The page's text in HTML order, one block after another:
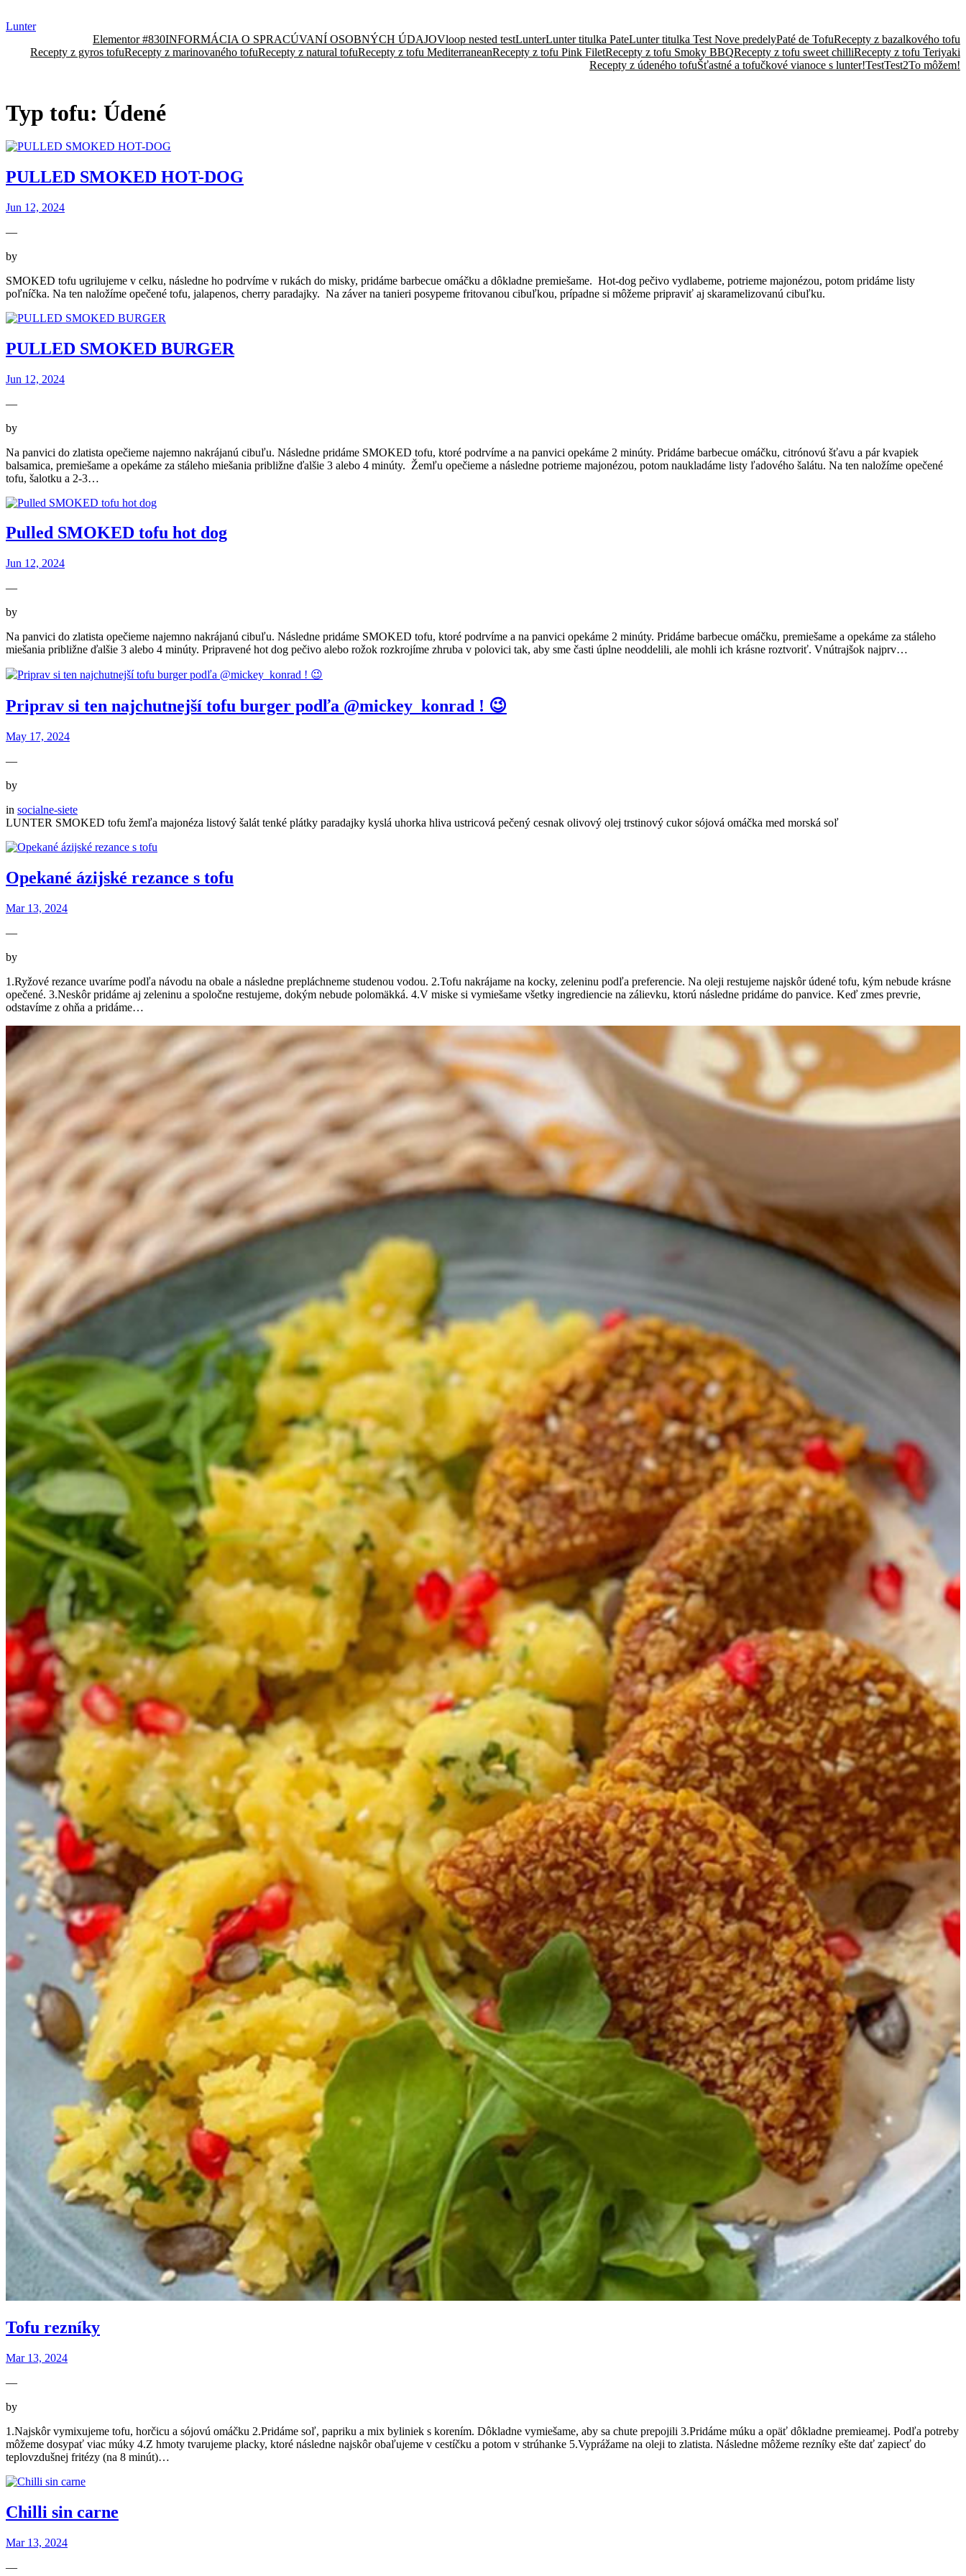
to
Lunter
Elementor #830INFORMÁCIA O SPRACÚVANÍ OSOBNÝCH ÚDAJOVloop nested testLunterLunter titulka PateLunter titulka Test Nove predelyPaté de TofuRecepty z bazalkového tofu
Recepty z gyros tofuRecepty z marinovaného tofuRecepty z natural tofuRecepty z tofu MediterraneanRecepty z tofu Pink FiletRecepty z tofu Smoky BBQRecepty z tofu sweet chilliRecepty z tofu Teriyaki
Recepty z údeného tofuŠťastné a tofučkové vianoce s lunter!TestTest2To môžem!
Typ tofu: Údené
PULLED SMOKED HOT-DOG
Jun 12, 2024
—
by
SMOKED tofu ugrilujeme v celku, následne ho podrvíme v rukách do misky, pridáme barbecue omáčku a dôkladne premiešame. Hot-dog pečivo vydlabeme, potrieme majonézou, potom pridáme listy
poľníčka. Na ten naložíme opečené tofu, jalapenos, cherry paradajky. Na záver na tanieri posypeme fritovanou cibuľkou, prípadne si môžeme pripraviť aj skaramelizovanú cibuľku.
PULLED SMOKED BURGER
Jun 12, 2024
—
by
Na panvici do zlatista opečieme najemno nakrájanú cibuľu. Následne pridáme SMOKED tofu, ktoré podrvíme a na panvici opekáme 2 minúty. Pridáme barbecue omáčku, citrónovú šťavu a pár kvapiek
balsamica, premiešame a opekáme za stáleho miešania približne ďalšie 3 alebo 4 minúty. Žemľu opečieme a následne potrieme majonézou, potom naukladáme listy ľadového šalátu. Na ten naložíme opečené
tofu, šalotku a 2-3…
Pulled SMOKED tofu hot dog
Jun 12, 2024
—
by
Na panvici do zlatista opečieme najemno nakrájanú cibuľu. Následne pridáme SMOKED tofu, ktoré podrvíme a na panvici opekáme 2 minúty. Pridáme barbecue omáčku, premiešame a opekáme za stáleho
miešania približne ďalšie 3 alebo 4 minúty. Pripravené hot dog pečivo alebo rožok rozkrojíme zhruba v polovici tak, aby sme časti úplne neoddelili, ale mohli ich krásne roztvoriť. Vnútrajšok najprv…
Priprav si ten najchutnejší tofu burger podľa @mickey_konrad ! 😉
May 17, 2024
—
by
in socialne-siete
LUNTER SMOKED tofu žemľa majonéza listový šalát tenké plátky paradajky kyslá uhorka hliva ustricová pečený cesnak olivový olej trstinový cukor sójová omáčka med morská soľ
Opekané ázijské rezance s tofu
Mar 13, 2024
—
by
1.Ryžové rezance uvaríme podľa návodu na obale a následne prepláchneme studenou vodou. 2.Tofu nakrájame na kocky, zeleninu podľa preferencie. Na oleji restujeme najskôr údené tofu, kým nebude krásne
opečené. 3.Neskôr pridáme aj zeleninu a spoločne restujeme, dokým nebude polomäkká. 4.V miske si vymiešame všetky ingrediencie na zálievku, ktorú následne pridáme do panvice. Keď zmes prevrie,
odstavíme z ohňa a pridáme…
Tofu rezníky
Mar 13, 2024
—
by
1.Najskôr vymixujeme tofu, horčicu a sójovú omáčku 2.Pridáme soľ, papriku a mix byliniek s korením. Dôkladne vymiešame, aby sa chute prepojili 3.Pridáme múku a opäť dôkladne premieamej. Podľa potreby
môžeme dosypať viac múky 4.Z hmoty tvarujeme placky, ktoré následne najskôr obaľujeme v cestíčku a potom v strúhanke 5.Vyprážame na oleji to zlatista. Následne môžeme rezníky ešte dať zapiecť do
teplovzdušnej fritézy (na 8 minút)…
Chilli sin carne
Mar 13, 2024
—